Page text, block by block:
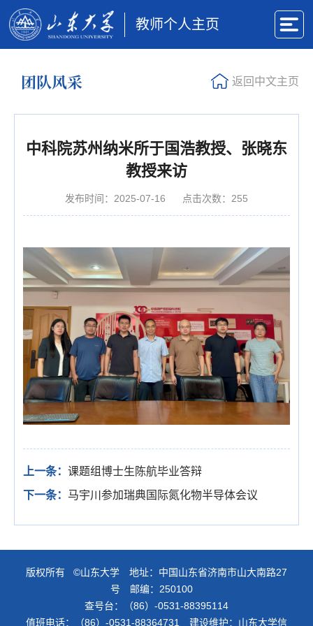
教师个人主页
团队风采 返回中文主页
中科院苏州纳米所于国浩教授、张晓东
教授来访
发布时间：2025-07-16 点击次数： 255
上一条： 课题组博士生陈航毕业答辩
下一条： 马宇川参加瑞典国际氮化物半导体会议
版权所有 ©山东大学 地址：中国山东省济南市山大南路27
号 邮编：250100
查号台：（86）-0531-88395114
值班电话：（86）-0531-88364731 建设维护：山东大学信